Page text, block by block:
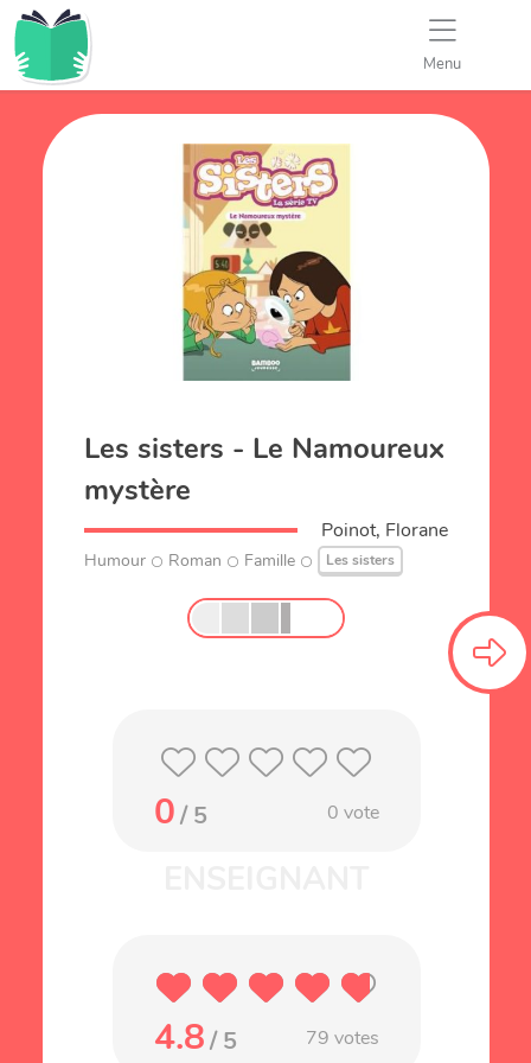
Menu
Les sisters - Le Namoureux
mystère
Poinot, Florane
Humour Roman Famille Les sisters
0/ 5 0 vote
4.8/ 5 79 votes